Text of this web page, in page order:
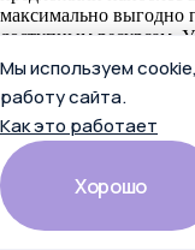
максимально выгодно
доступным ресурсам.
юристы и кадровик!
сопровождения не
Спасибо!
Отзыв в Яндекс.Картах
Полента
Мы используем
работу сайта.
Как это работает
Хорошо